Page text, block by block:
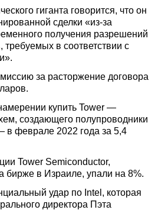
гиганта говорится, что он
сделки «из-за
получения разрешений
в соответствии с
за расторжение договора
купить Tower —
создающего полупроводники
в феврале 2022 года за 5,4
Tower Semiconductor,
бирже в Израиле, упали на 8%.
удар по Intel, которая
директора Пэта